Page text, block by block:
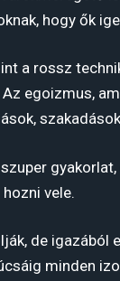
hogy ők
a rossz
egoizmus,
vele.
de igazából
minden